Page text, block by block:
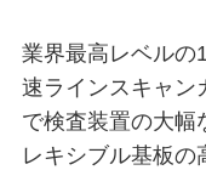
業界最高レベルの
速ラインスキャン
で検査装置の大幅
レキシブル基板の